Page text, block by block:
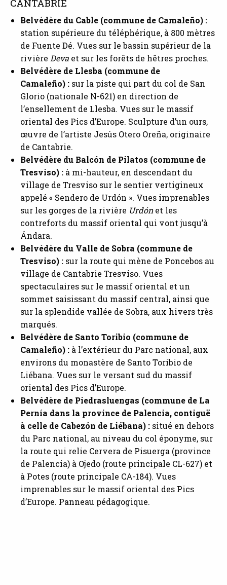
CANTABRIE
Belvédère du Cable (commune de Camaleño) :
station supérieure du téléphérique, à 800 mètres
de Fuente Dé. Vues sur le bassin supérieur de la
rivière Deva et sur les forêts de hêtres proches.
Belvédère de Llesba (commune de
Camaleño) : sur la piste qui part du col de San
Glorio (nationale N-621) en direction de
l’ensellement de Llesba. Vues sur le massif
oriental des Pics d’Europe. Sculpture d’un ours,
œuvre de l’artiste Jesús Otero Oreña, originaire
de Cantabrie.
Belvédère du Balcón de Pilatos (commune de
Tresviso) : à mi-hauteur, en descendant du
village de Tresviso sur le sentier vertigineux
appelé « Sendero de Urdón ». Vues imprenables
sur les gorges de la rivière Urdónet les
contreforts du massif oriental qui vont jusqu’à
Ándara.
Belvédère du Valle de Sobra (commune de
Tresviso) : sur la route qui mène de Poncebos au
village de Cantabrie Tresviso. Vues
spectaculaires sur le massif oriental et un
sommet saisissant du massif central, ainsi que
sur la splendide vallée de Sobra, aux hivers très
marqués.
Belvédère de Santo Toribio (commune de
Camaleño) : à l’extérieur du Parc national, aux
environs du monastère de Santo Toribio de
Liébana. Vues sur le versant sud du massif
oriental des Pics d’Europe.
Belvédère de Piedrasluengas (commune de La
Pernía dans la province de Palencia, contiguë
à celle de Cabezón de Liébana) : situé en dehors
du Parc national, au niveau du col éponyme, sur
la route qui relie Cervera de Pisuerga (province
de Palencia) à Ojedo (route principale CL-627) et
à Potes (route principale CA-184). Vues
imprenables sur le massif oriental des Pics
d’Europe. Panneau pédagogique.